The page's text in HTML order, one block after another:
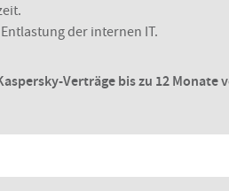
der internen IT.
Verträge bis zu 12 Monate